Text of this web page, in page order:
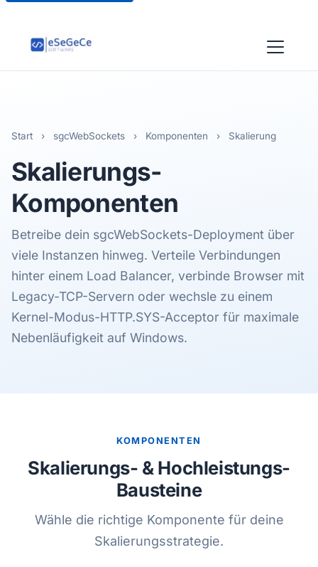
Start › sgcWebSockets › Komponenten › Skalierung
Skalierungs-
Komponenten
Betreibe dein sgcWebSockets-Deployment über
viele Instanzen hinweg. Verteile Verbindungen
hinter einem Load Balancer, verbinde Browser mit
Legacy-TCP-Servern oder wechsle zu einem
Kernel-Modus-HTTP.SYS-Acceptor für maximale
Nebenläufigkeit auf Windows.
KOMPONENTEN
Skalierungs- & Hochleistungs-
Bausteine
Wähle die richtige Komponente für deine
Skalierungsstrategie.